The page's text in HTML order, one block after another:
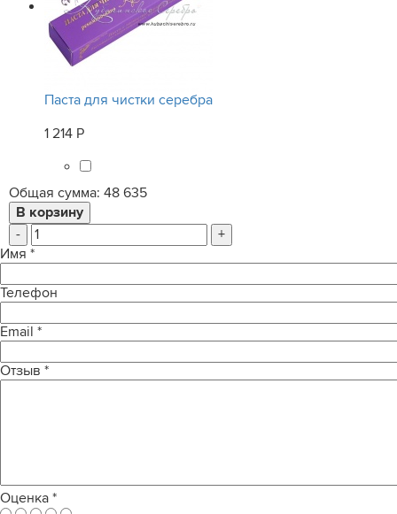
Паста для чистки серебра
1 214 Р
Общая сумма: 48 635
-
+
Имя *
Телефон
Email *
Отзыв *
Оценка *